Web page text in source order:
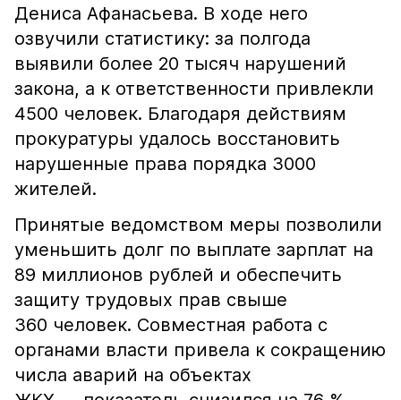
Дениса Афанасьева. В ходе него
озвучили статистику: за полгода
выявили более 20 тысяч нарушений
закона, а к ответственности привлекли
4500 человек. Благодаря действиям
прокуратуры удалось восстановить
нарушенные права порядка 3000
жителей.
Принятые ведомством меры позволили
уменьшить долг по выплате зарплат на
89 миллионов рублей и обеспечить
защиту трудовых прав свыше
360 человек. Совместная работа с
органами власти привела к сокращению
числа аварий на объектах